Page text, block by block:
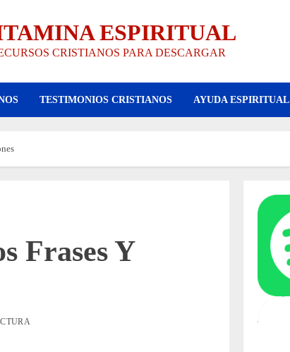
ESPIRITUAL
CRISTIANOS PARA DESCARGAR
TESTIMONIOS CRISTIANOS AYUDA ESPIRITUAL
Frases Y